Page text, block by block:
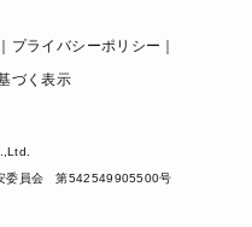
プライバシーポリシー
づく表示
委員会 第542549905500号